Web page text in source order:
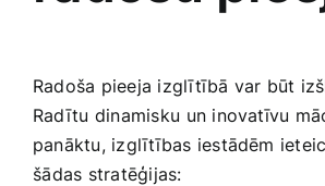
Radoša pieeja izglītībā var būt
Radītu⁤ dinamisku ⁤un inovatīvu
panāktu, izglītības ‌iestādēm
⁣šādas stratēģijas: